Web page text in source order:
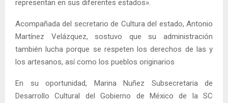
representan en sus diferentes estados».
Acompañada del secretario de Cultura del estado, Antonio
Martínez Velázquez, sostuvo que su administración
también lucha porque se respeten los derechos de las y
los artesanos, así como los pueblos originarios
En su oportunidad, Marina Nuñez Subsecretaria de
Desarrollo Cultural del Gobierno de México de la SC